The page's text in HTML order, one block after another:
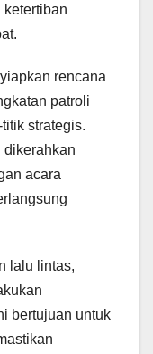
ketertiban
rencana
patroli
strategis.
dikerahkan
acara
lalu lintas,
bertujuan untuk